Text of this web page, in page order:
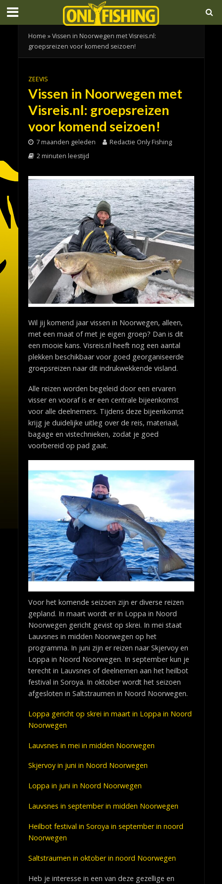
Home »Vissen in Noorwegen met Visreis.nl:
groepsreizen voor komend seizoen!
ZEEVIS
Vissen in Noorwegen met
Visreis.nl: groepsreizen
voor komend seizoen!
7 maanden geleden
Redactie Only Fishing
2 minuten leestijd
Wil jij komend jaar vissen in Noorwegen, alleen,
met een maat of met je eigen groep? Dan is dit
een mooie kans. Visreis.nl heeft nog een aantal
plekken beschikbaar voor goed georganiseerde
groepsreizen naar dit indrukwekkende visland.
Alle reizen worden begeleid door een ervaren
visser en vooraf is er een centrale bijeenkomst
voor alle deelnemers. Tijdens deze bijeenkomst
krijg je duidelijke uitleg over de reis, materiaal,
bagage en vistechnieken, zodat je goed
voorbereid op pad gaat.
Voor het komende seizoen zijn er diverse reizen
gepland. In maart wordt er in Loppa in Noord
Noorwegen gericht gevist op skrei. In mei staat
Lauvsnes in midden Noorwegen op het
programma. In juni zijn er reizen naar Skjervoy en
Loppa in Noord Noorwegen. In september kun je
terecht in Lauvsnes of deelnemen aan het heilbot
festival in Soroya. In oktober wordt het seizoen
afgesloten in Saltstraumen in Noord Noorwegen.
Loppa gericht op skrei in maart in Loppa in Noord
Noorwegen
Lauvsnes in mei in midden Noorwegen
Skjervoy in juni in Noord Noorwegen
Loppa in juni in Noord Noorwegen
Lauvsnes in september in midden Noorwegen
Heilbot festival in Soroya in september in noord
Noorwegen
Saltstraumen in oktober in noord Noorwegen
Heb je interesse in een van deze gezellige en